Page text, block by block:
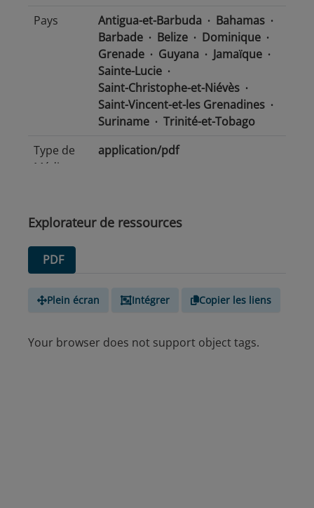
Pays
Antigua-et-Barbuda
Bahamas
Barbade
Belize
Dominique
Grenade
Guyana
Jamaïque
Sainte-Lucie
Saint-Christophe-et-Niévès
Saint-Vincent-et-les Grenadines
Suriname
Trinité-et-Tobago
Type de
Média
application/pdf
Explorateur de ressources
PDF
Plein écran Intégrer Copier les liens
Your browser does not support object tags.